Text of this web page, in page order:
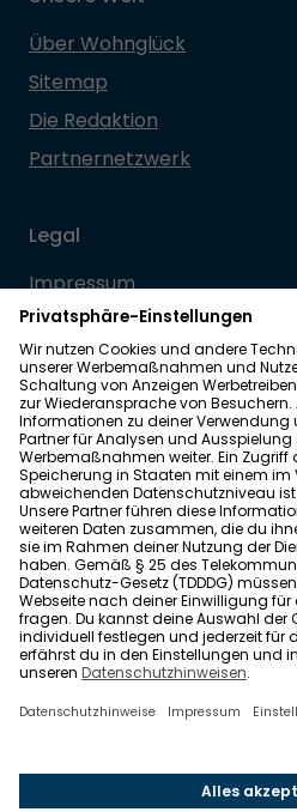
Über Wohnglück
Sitemap
Die Redaktion
Partnernetzwerk
Legal
Impressum
Datenschutz
Allgemeine
Barrierefreiheit
Wohnglück folgen
Wohnglück.de ist ein Service